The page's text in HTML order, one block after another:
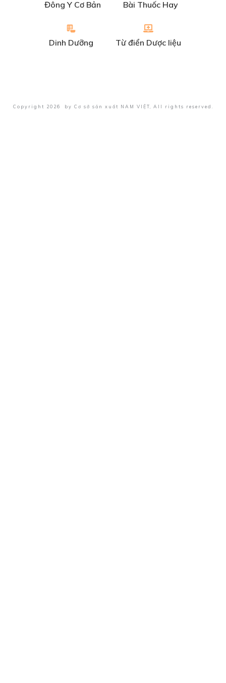
Đông Y Cơ Bản Bài Thuốc Hay
Dinh Dưỡng Từ điển Dược liệu
Copyright 2026 by Cơ sở sản xuất NAM VIỆT , All rights reserved.